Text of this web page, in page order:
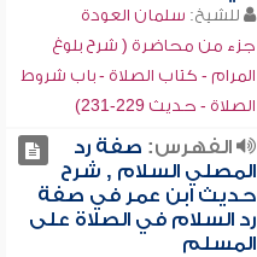
للشيخ: سلمان العودة
جزء من محاضرة ( شرح بلوغ
المرام - كتاب الصلاة - باب شروط
الصلاة - حديث 229-231)
الفهرس: صفة رد
المصلي السلام , شرح
حديث ابن عمر في صفة
رد السلام في الصلاة على
المسلم